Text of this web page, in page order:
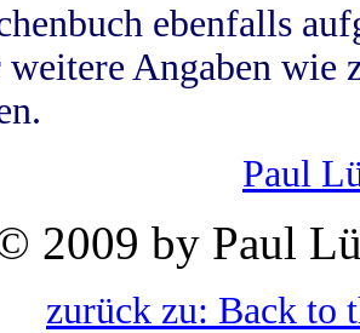
ebenfalls
Angaben wie
Paul
2009 by Paul
zurück zu: Back to